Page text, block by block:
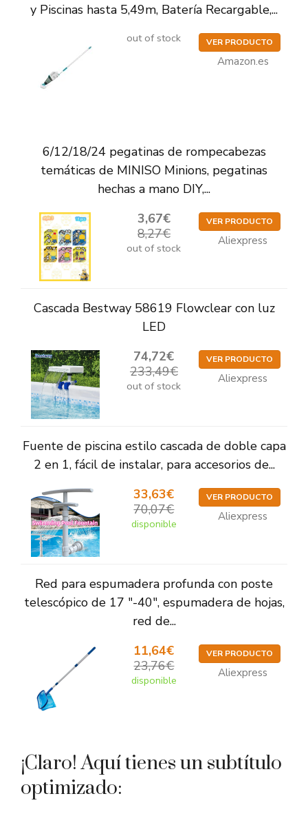
y Piscinas hasta 5,49m, Batería Recargable,...
out of stock VER PRODUCTO
Amazon.es
6/12/18/24 pegatinas de rompecabezas
temáticas de MINISO Minions, pegatinas
hechas a mano DIY,...
3,67€
8,27€
out of stock
VER PRODUCTO
Aliexpress
Cascada Bestway 58619 Flowclear con luz
LED
74,72€
233,49€
out of stock
VER PRODUCTO
Aliexpress
Fuente de piscina estilo cascada de doble capa
2 en 1, fácil de instalar, para accesorios de...
33,63€
70,07€
disponible
VER PRODUCTO
Aliexpress
Red para espumadera profunda con poste
telescópico de 17 "-40", espumadera de hojas,
red de...
11,64€
23,76€
disponible
VER PRODUCTO
Aliexpress
¡Claro! Aquí tienes un subtítulo
optimizado: